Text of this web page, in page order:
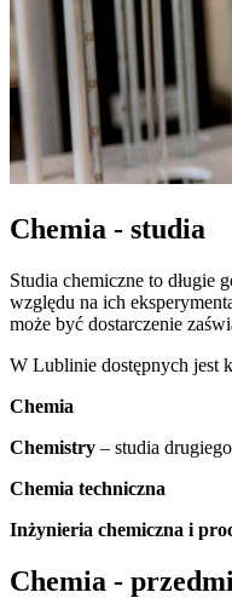
Chemia - studia
Studia chemiczne to długie
względu na ich
może być dostarczenie
W Lublinie dostępnych jest
Chemia
Chemistry – studia
Chemia techniczna
Inżynieria chemiczna i
Chemia -